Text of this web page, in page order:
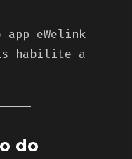
app eWelink
habilite a
do